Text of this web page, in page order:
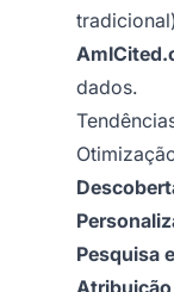
tradicional)
dados.
Pesquisa